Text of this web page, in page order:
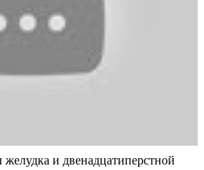
и двенадцатиперстной